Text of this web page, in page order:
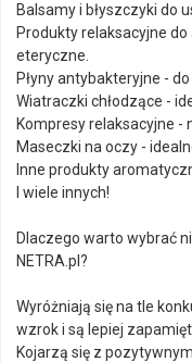
Balsamy i błyszczyki do
Produkty relaksacyjne
eteryczne.
Płyny antybakteryjne -
Wiatraczki chłodzące -
Kompresy relaksacyjne -
Maseczki na oczy -
Inne produkty
I wiele innych!
Dlaczego warto wybrać
NETRA.pl?
Wyróżniają się na tle
wzrok i są lepiej
Kojarzą się z